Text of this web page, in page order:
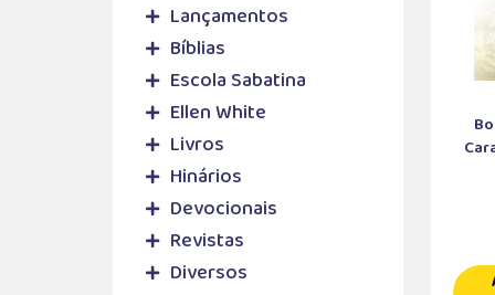
Lançamentos
Bíblias
Escola Sabatina
Ellen White
Livros
Hinários
Devocionais
Revistas
Diversos